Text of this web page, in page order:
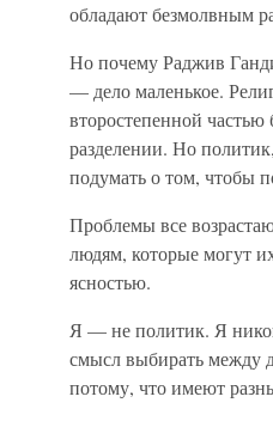
обладают безмолвным
Но почему Раджив
— дело маленькое.
второстепенной
разделении. Но
подумать о том, чтобы
Проблемы все
людям, которые могут
ясностью.
Я — не политик. Я
смысл выбирать между
потому, что имеют